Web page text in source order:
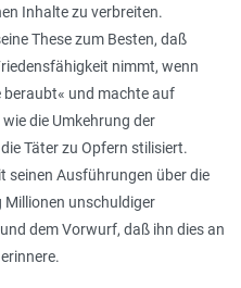
Inhalte zu verbreiten.
These zum Besten, daß
nimmt, wenn
beraubt« und machte auf
die Umkehrung der
Täter zu Opfern stilisiert.
seinen Ausführungen über die
unschuldiger
dem Vorwurf, daß ihn dies an